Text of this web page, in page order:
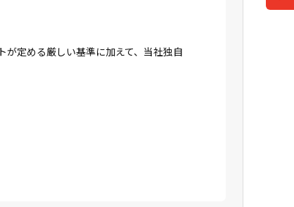
定める厳しい基準に加えて、当社独自